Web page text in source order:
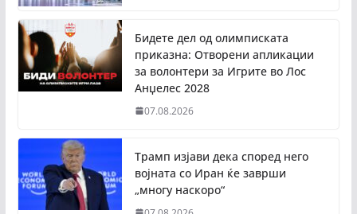
Бидете дел од олимписката
приказна: Отворени апликации
за волонтери за Игрите во Лос
Анџелес 2028
07.08.2026
Трамп изјави дека според него
војната со Иран ќе заврши
„многу наскоро“